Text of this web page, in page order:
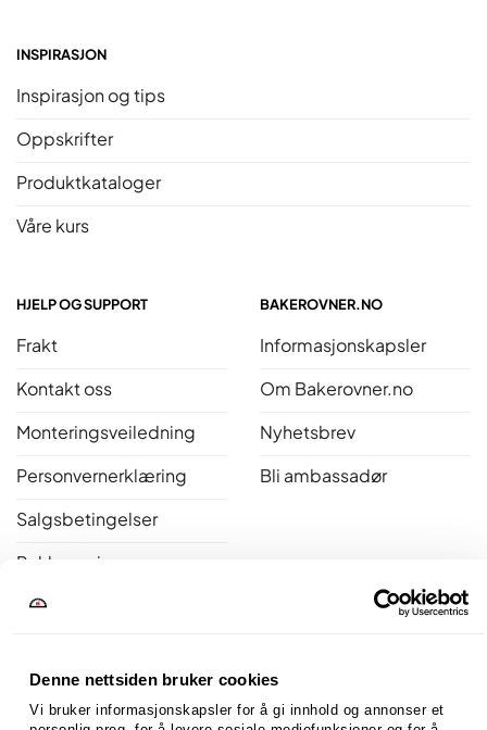
Denne nettsiden bruker cookies
Vi bruker informasjonskapsler for å gi innhold og annonser et
INSPIRASJON
Inspirasjon og tips
Oppskrifter
Produktkataloger
Våre kurs
HJELP OG SUPPORT
Frakt
Kontakt oss
Monteringsveiledning
Personvernerklæring
Salgsbetingelser
Reklamasjon
Åpent kjøp
BAKEROVNER.NO
Informasjonskapsler
Om Bakerovner.no
Nyhetsbrev
Bli ambassadør
Bakerovner.no er medlem av Norsk Varme